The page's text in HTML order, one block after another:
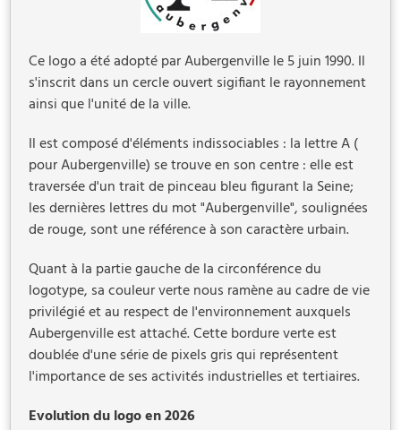
Ce logo a été adopté par Aubergenville le 5 juin 1990. Il
s'inscrit dans un cercle ouvert sigifiant le rayonnement
ainsi que l'unité de la ville.
Il est composé d'éléments indissociables : la lettre A (
pour Aubergenville) se trouve en son centre : elle est
traversée d'un trait de pinceau bleu figurant la Seine;
les dernières lettres du mot "Aubergenville", soulignées
de rouge, sont une référence à son caractère urbain.
Quant à la partie gauche de la circonférence du
logotype, sa couleur verte nous ramène au cadre de vie
privilégié et au respect de l'environnement auxquels
Aubergenville est attaché. Cette bordure verte est
doublée d'une série de pixels gris qui représentent
l'importance de ses activités industrielles et tertiaires.
Evolution du logo en 2026